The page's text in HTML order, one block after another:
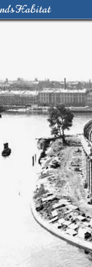
Habitat